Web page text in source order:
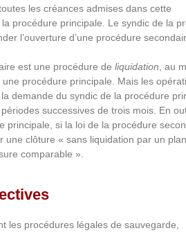
les créances admises dans cette
procédure principale. Le syndic de la
l’ouverture d’une procédure
est une procédure de liquidation , au
procédure principale. Mais les
demande du syndic de la procédure
successives de trois mois. En
principale, si la loi de la procédure
une clôture « sans liquidation par un
comparable ».
les procédures légales de sauvegarde,